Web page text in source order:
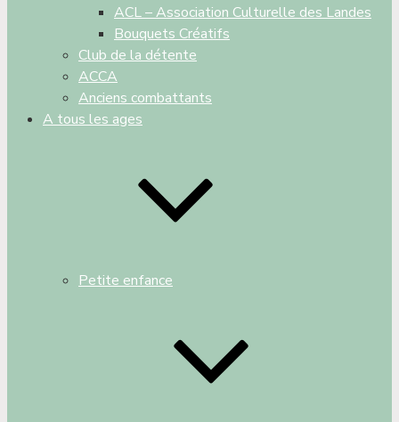
ACL – Association Culturelle des Landes
Bouquets Créatifs
Club de la détente
ACCA
Anciens combattants
A tous les ages
Petite enfance